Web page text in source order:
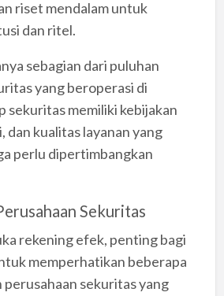
riset mendalam untuk
dan ritel.
sebagian dari puluhan
yang beroperasi di
sekuritas memiliki kebijakan
dan kualitas layanan yang
perlu dipertimbangkan
Sekuritas
rekening efek, penting bagi
memperhatikan beberapa
perusahaan sekuritas yang